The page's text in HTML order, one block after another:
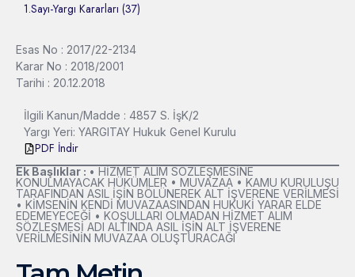
1.Sayı-Yargı Kararları (37)
Esas No : 2017/22-2134
Karar No : 2018/2001
Tarihi : 20.12.2018
İlgili Kanun/Madde : 4857 S. İşK/2
Yargı Yeri: YARGITAY Hukuk Genel Kurulu
PDF İndir
Ek Başlıklar : • HİZMET ALIM SÖZLEŞMESİNE
KONULMAYACAK HÜKÜMLER • MUVAZAA • KAMU KURULUŞU
TARAFINDAN ASIL İŞİN BÖLÜNEREK ALT İŞVERENE VERİLMESİ
• KİMSENİN KENDİ MUVAZAASINDAN HUKUKİ YARAR ELDE
EDEMEYECEĞİ • KOŞULLARI OLMADAN HİZMET ALIM
SÖZLEŞMESİ ADI ALTINDA ASIL İŞİN ALT İŞVERENE
VERİLMESİNİN MUVAZAA OLUŞTURACAĞI